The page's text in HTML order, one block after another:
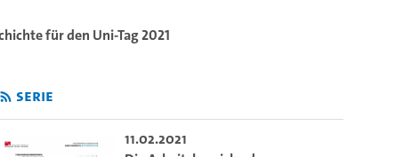
Monica Rüthers -
für den Uni-Tag 2021
Serie
11.02.2021